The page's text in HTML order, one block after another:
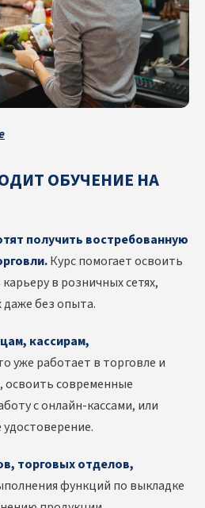
ОБУЧЕНИЕ НА
получить востребованную
Курс помогает освоить
в розничных сетях,
даже без опыта.
кассирам,
уже работает в торговле и
освоить современные
с онлайн-кассами, или
торговых отделов,
функций по выкладке